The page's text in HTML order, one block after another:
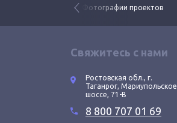
Фотографии проектов
Свяжитесь с нами
Ростовская обл., г.
Таганрог, Мариупольское
шоссе, 71-В
8 800 707 01 69